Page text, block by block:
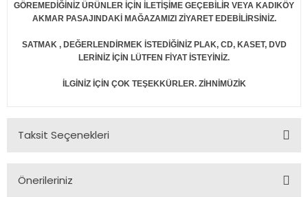
GÖREMEDİĞİNİZ ÜRÜNLER İÇİN İLETİŞİME GEÇEBİLİR VEYA KADIKÖY
AKMAR PASAJINDAKİ MAĞAZAMIZI ZİYARET EDEBİLİRSİNİZ.
SATMAK , DEĞERLENDİRMEK İSTEDİĞİNİZ PLAK, CD, KASET, DVD
LERİNİZ İÇİN LÜTFEN FİYAT İSTEYİNİZ.
İLGİNİZ İÇİN ÇOK TEŞEKKÜRLER. ZİHNİMÜZİK
Taksit Seçenekleri
Önerileriniz